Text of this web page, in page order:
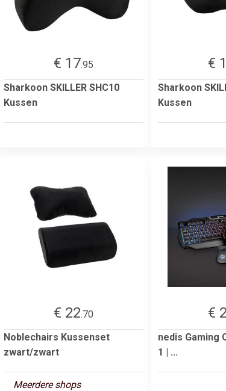
€ 17.95
Sharkoon SKILLER SHC10
Kussen
€
Sharkoon
Kussen
€ 22.70
Noblechairs Kussenset
zwart/zwart
Meerdere shops
€
nedis Gaming
1 | ...